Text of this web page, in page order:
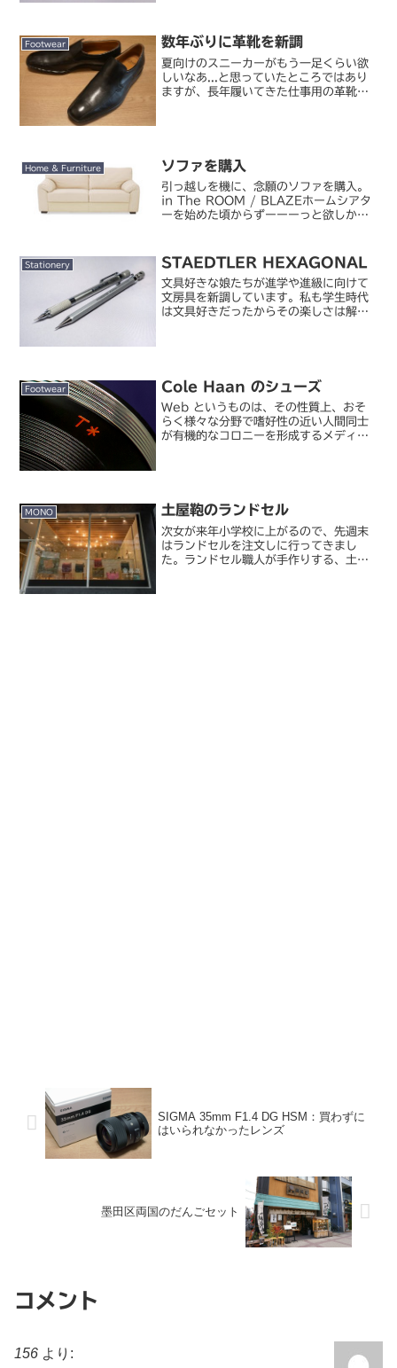
ら洗濯物の出し入れに毎日...
Footwear 数年ぶりに革靴を新調
夏向けのスニーカーがもう一足くらい欲
しいなあ...と思っていたところではあり
ますが、長年履いてきた仕事用の革靴が
Home & Furniture ソファを購入
引っ越しを機に、念願のソファを購入。
in The ROOM / BLAZEホームシアタ
ーを始めた頃からずーーーっと欲しかっ
グといえる空間を手に入れられたので思
い切って購...
Stationery STAEDTLER HEXAGONAL
文具好きな娘たちが進学や進級に向けて
文房具を新調しています。私も学生時代
は文具好きだったからその楽しさは解る
Footwear Cole Haan のシューズ
Web というものは、その性質上、おそ
らく様々な分野で嗜好性の近い人間同士
が有機的なコロニーを形成するメディア
MONO 土屋鞄のランドセル
次女が来年小学校に上がるので、先週末
はランドセルを注文しに行ってきまし
た。ランドセル職人が手作りする、土屋
SIGMA 35mm F1.4 DG HSM：買わずに
はいられなかったレンズ
墨田区両国のだんごセット
コメント
156 より: